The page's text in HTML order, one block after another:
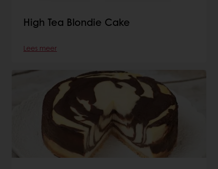
High Tea Blondie Cake
Lees meer